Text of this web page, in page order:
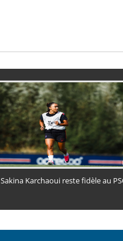
Sakina Karchaoui reste fidèle au